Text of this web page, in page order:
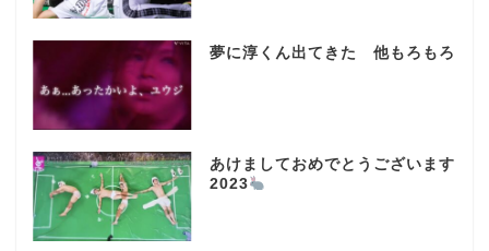
夢に淳くん出てきた 他もろもろ
あけましておめでとうございます
2023